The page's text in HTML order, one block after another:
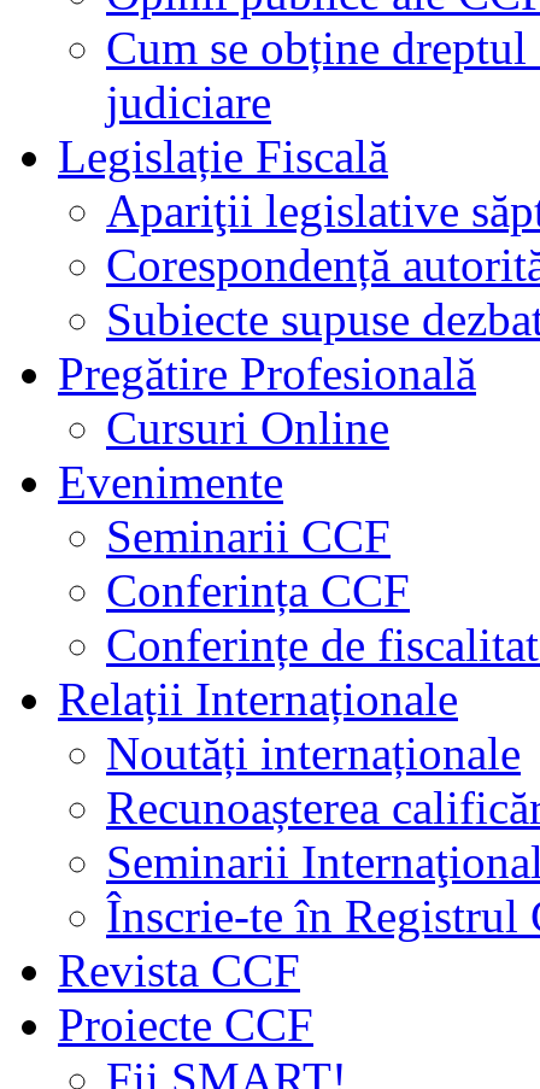
Cum se obține
judiciare
Legislație Fiscală
Apariţii legislative
Corespondență
Subiecte supuse
Pregătire Profesională
Cursuri Online
Evenimente
Seminarii CCF
Conferința CCF
Conferințe de
Relații Internaționale
Noutăți internaționale
Recunoașterea
Seminarii
Înscrie-te în Registrul
Revista CCF
Proiecte CCF